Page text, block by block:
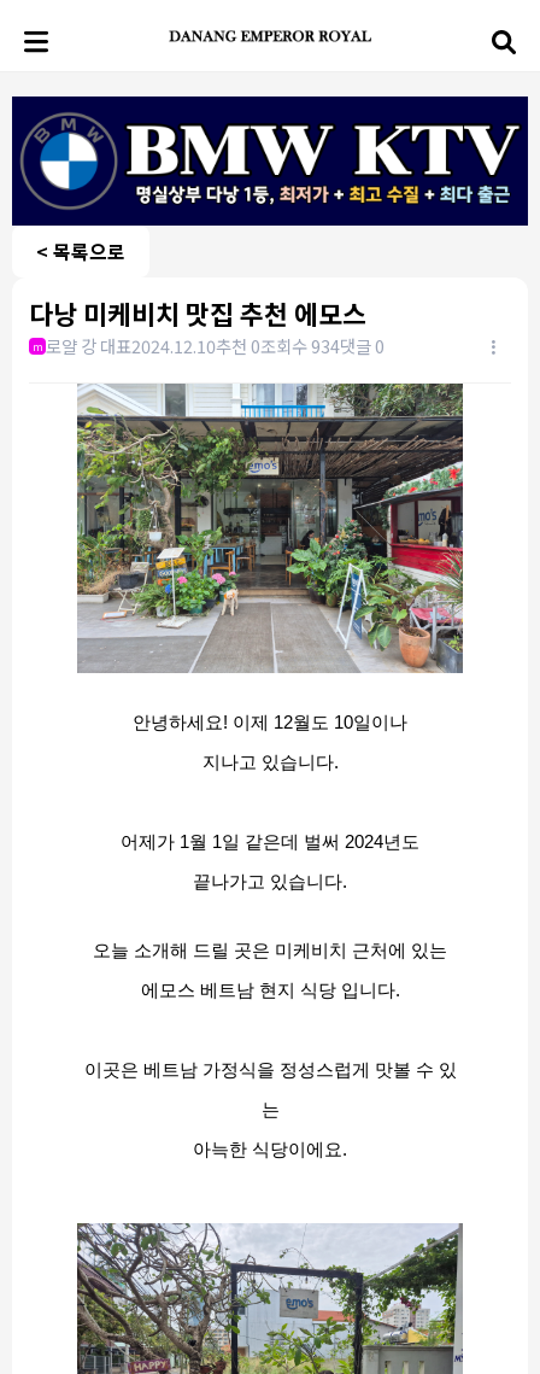
< 목록으로
다낭 미케비치 맛집 추천 에모스
m 로얄 강 대표2024.12.10추천 0조회수 934댓글 0
안녕하세요! 이제 12월도 10일이나
지나고 있습니다.
어제가 1월 1일 같은데 벌써 2024년도
끝나가고 있습니다.
오늘 소개해 드릴 곳은 미케비치 근처에 있는
에모스 베트남 현지 식당 입니다.
이곳은 베트남 가정식을 정성스럽게 맛볼 수 있
는
아늑한 식당이에요.